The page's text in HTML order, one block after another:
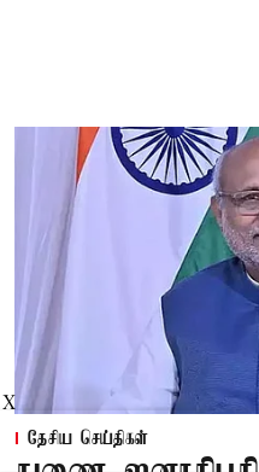
தேசிய செய்திகள்
X